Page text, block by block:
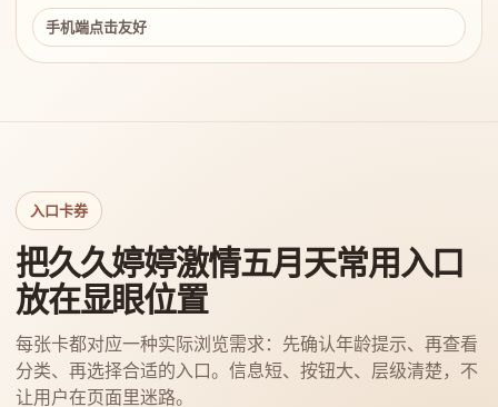
手机端点击友好
入口卡券
把久久婷婷激情五月天常用入口
放在显眼位置
每张卡都对应一种实际浏览需求：先确认年龄提示、再查看
分类、再选择合适的入口。信息短、按钮大、层级清楚，不
让用户在页面里迷路。